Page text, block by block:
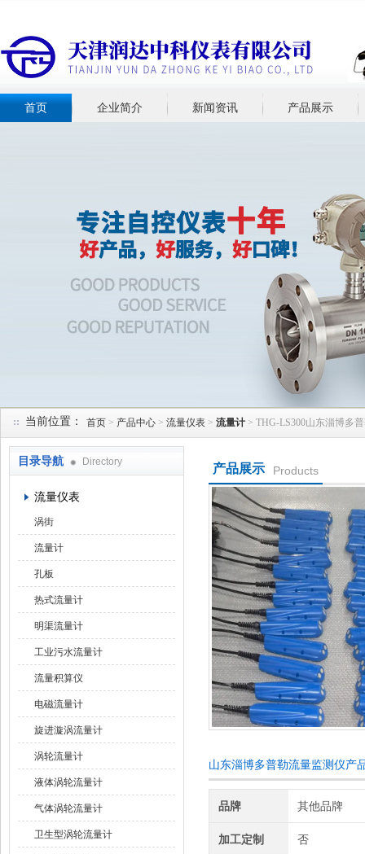
首页 企业简介 新闻资讯 产品展示
当前位置： 首页 > 产品中心 > 流量仪表 > 流量计 > THG-LS300山东淄博多
目录导航 Directory
流量仪表
涡街
流量计
孔板
热式流量计
明渠流量计
工业污水流量计
流量积算仪
电磁流量计
旋进漩涡流量计
涡轮流量计
液体涡轮流量计
气体涡轮流量计
卫生型涡轮流量计
产品展示 Products
山东淄博多普勒流量监测仪产
品牌 其他品牌
加工定制 否